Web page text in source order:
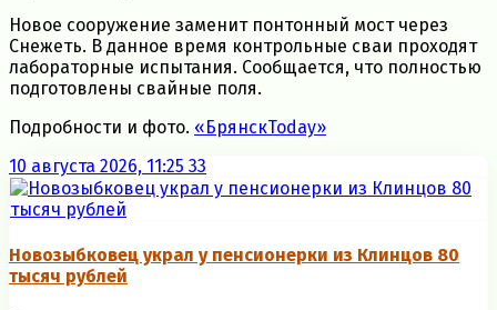
Новое сооружение заменит понтонный мост через
Снежеть. В данное время контрольные сваи проходят
лабораторные испытания. Сообщается, что полностью
подготовлены свайные поля.
Подробности и фото. «БрянскToday»
10 августа 2026, 11:25 33
Новозыбковец украл у пенсионерки из Клинцов 80
тысяч рублей